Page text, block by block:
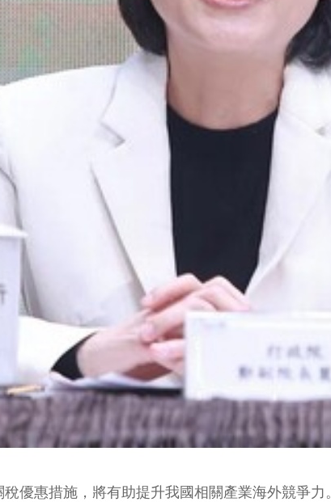
優惠措施，將有助提升我國相關產業海外競爭力